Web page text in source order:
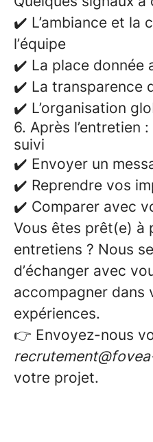
✔️ L’ambiance et la
l’équipe
✔️ La place donnée
✔️ La transparence
✔️ L’organisation
6. Après l’entretien
suivi
✔️ Envoyer un
✔️ Reprendre vos
✔️ Comparer avec
Vous êtes prêt(e) à
entretiens ? Nous
d’échanger avec
accompagner dans
expériences.
👉 Envoyez-nous
votre projet.